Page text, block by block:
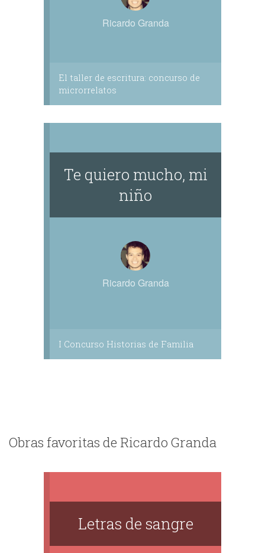
Ricardo Granda
El taller de escritura: concurso de
microrrelatos
Te quiero mucho, mi
niño
Ricardo Granda
I Concurso Historias de Familia
Obras favoritas de Ricardo Granda
Letras de sangre